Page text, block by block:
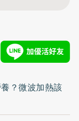
？微波加熱該